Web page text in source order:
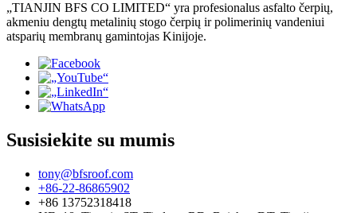
„TIANJIN BFS CO LIMITED“ yra profesionalus asfalto čerpių,
akmeniu dengtų metalinių stogo čerpių ir polimerinių vandeniui
atsparių membranų gamintojas Kinijoje.
Susisiekite su mumis
tony@bfsroof.com
+86-22-86865902
+86 13752318418